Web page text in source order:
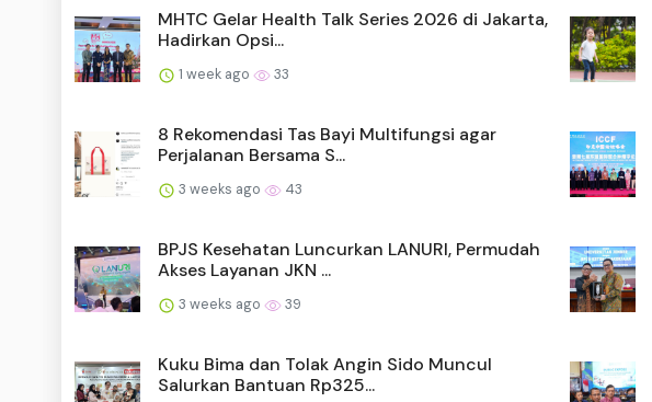
MHTC Gelar Health Talk Series 2026 di Jakarta,
Hadirkan Opsi...
1 week ago 33
8 Rekomendasi Tas Bayi Multifungsi agar
Perjalanan Bersama S...
3 weeks ago 43
BPJS Kesehatan Luncurkan LANURI, Permudah
Akses Layanan JKN ...
3 weeks ago 39
Kuku Bima dan Tolak Angin Sido Muncul
Salurkan Bantuan Rp325...